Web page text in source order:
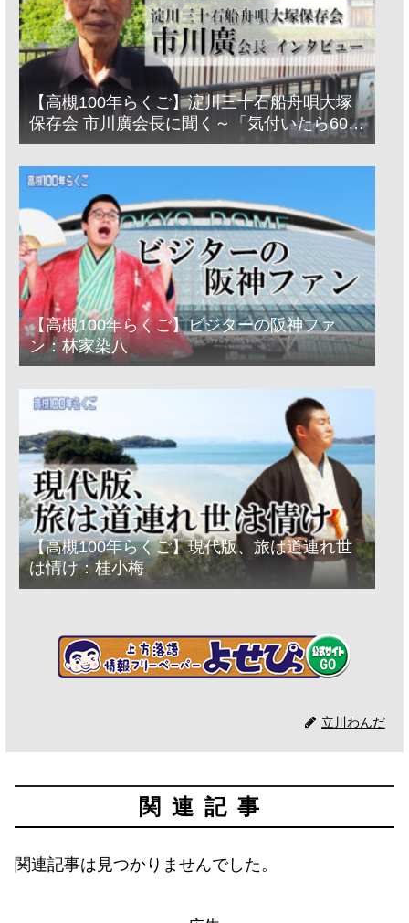
【高槻100年らくご】淀川三十石船舟唄大塚
保存会 市川廣会長に聞く～「気付いたら60年
経っとった」
【高槻100年らくご】ビジターの阪神ファ
ン：林家染八
【高槻100年らくご】現代版、旅は道連れ世
は情け：桂小梅
立川わんだ
関連記事
関連記事は見つかりませんでした。